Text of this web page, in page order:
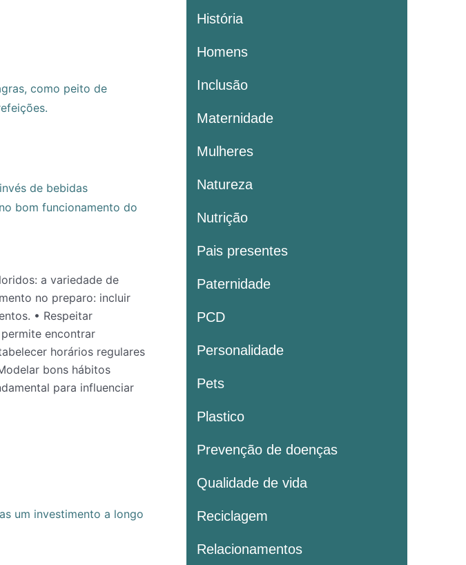
como peito de
de bebidas
bom funcionamento do
um investimento a longo
História
Homens
Inclusão
Maternidade
Mulheres
Natureza
Nutrição
Pais presentes
Paternidade
PCD
Personalidade
Pets
Plastico
Prevenção de doenças
Qualidade de vida
Reciclagem
Relacionamentos